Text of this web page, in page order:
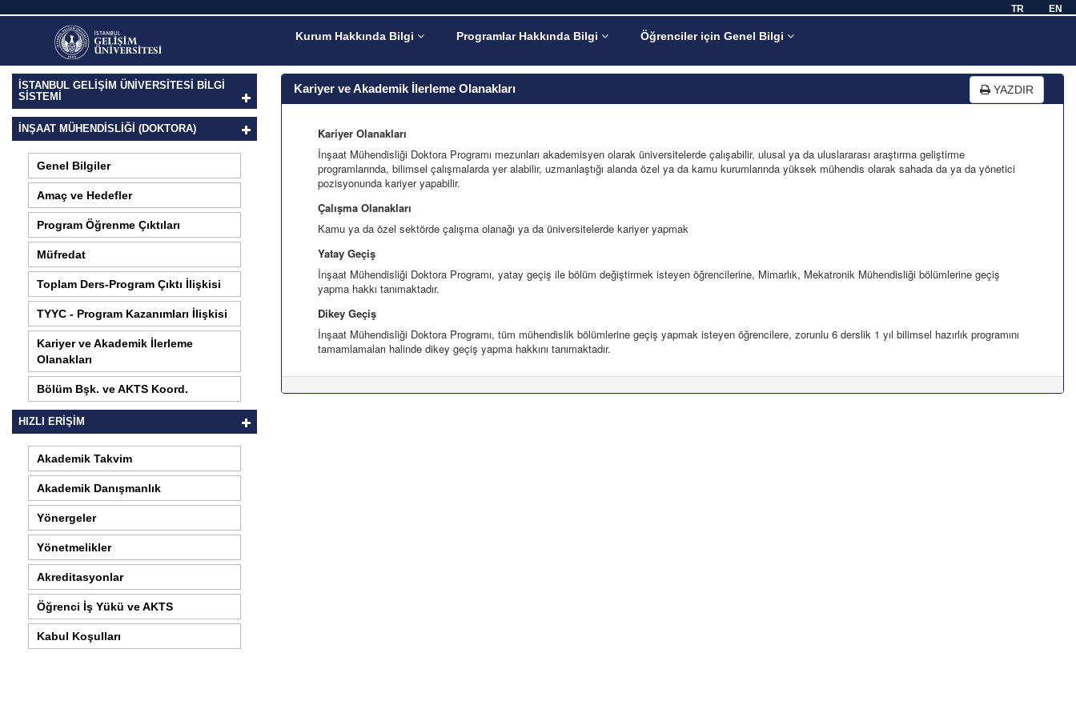
TR EN
Kurum Hakkında Bilgi Programlar Hakkında Bilgi Öğrenciler için Genel Bilgi
YAZDIR
İSTANBUL GELİŞİM ÜNİVERSİTESİ BİLGİ
SİSTEMİ
İNŞAAT MÜHENDISLIĞI (DOKTORA)
Genel Bilgiler
Amaç ve Hedefler
Program Öğrenme Çıktıları
Müfredat
Toplam Ders-Program Çıktı İlişkisi
TYYC - Program Kazanımları İlişkisi
Kariyer ve Akademik İlerleme
Olanakları
Bölüm Bşk. ve AKTS Koord.
HIZLI ERİŞİM
Akademik Takvim
Akademik Danışmanlık
Yönergeler
Yönetmelikler
Akreditasyonlar
Öğrenci İş Yükü ve AKTS
Kabul Koşulları
Kariyer ve Akademik İlerleme Olanakları
Kariyer Olanakları
İnşaat Mühendisliği Doktora Programı mezunları akademisyen olarak üniversitelerde çalışabilir, ulusal ya da uluslararası araştırma geliştirme
programlarında, bilimsel çalışmalarda yer alabilir, uzmanlaştığı alanda özel ya da kamu kurumlarında yüksek mühendis olarak sahada da ya da yönetici
pozisyonunda kariyer yapabilir.
Çalışma Olanakları
Kamu ya da özel sektörde çalışma olanağı ya da üniversitelerde kariyer yapmak
Yatay Geçiş
İnşaat Mühendisliği Doktora Programı, yatay geçiş ile bölüm değiştirmek isteyen öğrencilerine, Mimarlık, Mekatronik Mühendisliği bölümlerine geçiş
yapma hakkı tanımaktadır.
Dikey Geçiş
İnşaat Mühendisliği Doktora Programı, tüm mühendislik bölümlerine geçiş yapmak isteyen öğrencilere, zorunlu 6 derslik 1 yıl bilimsel hazırlık programını
tamamlamaları halinde dikey geçiş yapma hakkını tanımaktadır.